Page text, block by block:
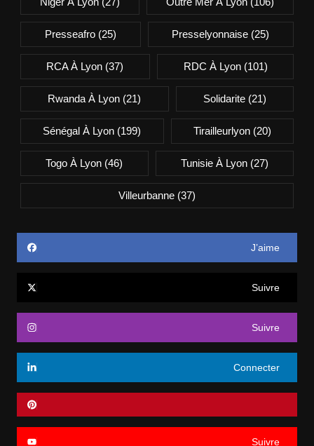
Presseafro(25) Presselyonnaise (25)
RCA À Lyon (37) RDC À Lyon(101)
Rwanda À Lyon (21) Solidarite(21)
Sénégal À Lyon (199) Tirailleurlyon(20)
Togo À Lyon (46) Tunisie À Lyon(27)
Villeurbanne(37)
J’aime
Suivre
Suivre
Connecter
Suivre